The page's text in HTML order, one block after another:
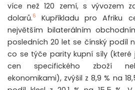
více než 120 zemí, s vývozem
dolarů.6
Kupříkladu pro Afriku
největším bilaterálním
posledních 20 let se čínský podíl
co se týče parity kupní síly (které
cen specifického zboží
ekonomikami), zvýšil z 8,9 % na